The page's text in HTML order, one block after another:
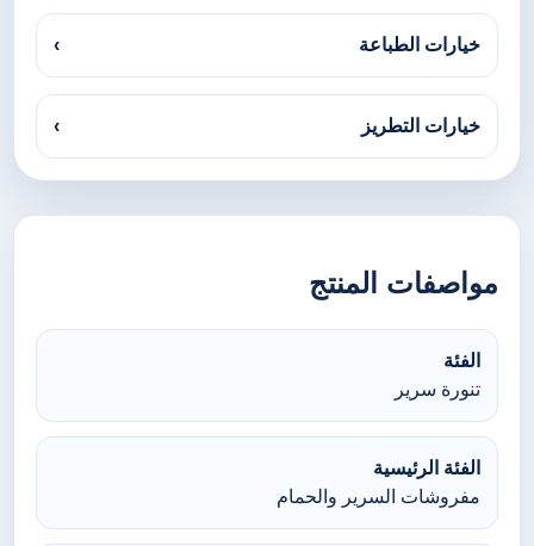
خيارات الطباعة ›
خيارات التطريز ›
مواصفات المنتج
الفئة
تنورة سرير
الفئة الرئيسية
مفروشات السرير والحمام